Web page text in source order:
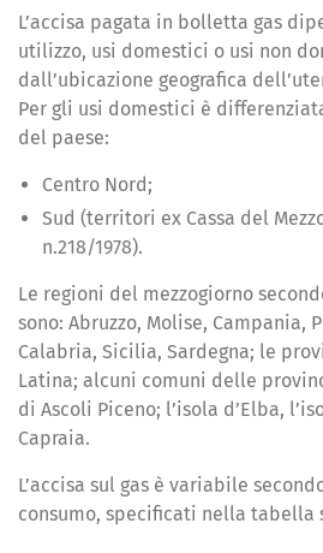
L’accisa pagata in bolletta gas
utilizzo, usi domestici o usi non
dall’ubicazione geografica
Per gli usi domestici è
del paese:
Centro Nord;
Sud (territori ex Cassa del
n.218/1978).
Le regioni del mezzogiorno
sono: Abruzzo, Molise, Campania,
Calabria, Sicilia, Sardegna; le
Latina; alcuni comuni delle
di Ascoli Piceno; l’isola d’Elba,
Capraia.
L’accisa sul gas è variabile
consumo, specificati nella tabella